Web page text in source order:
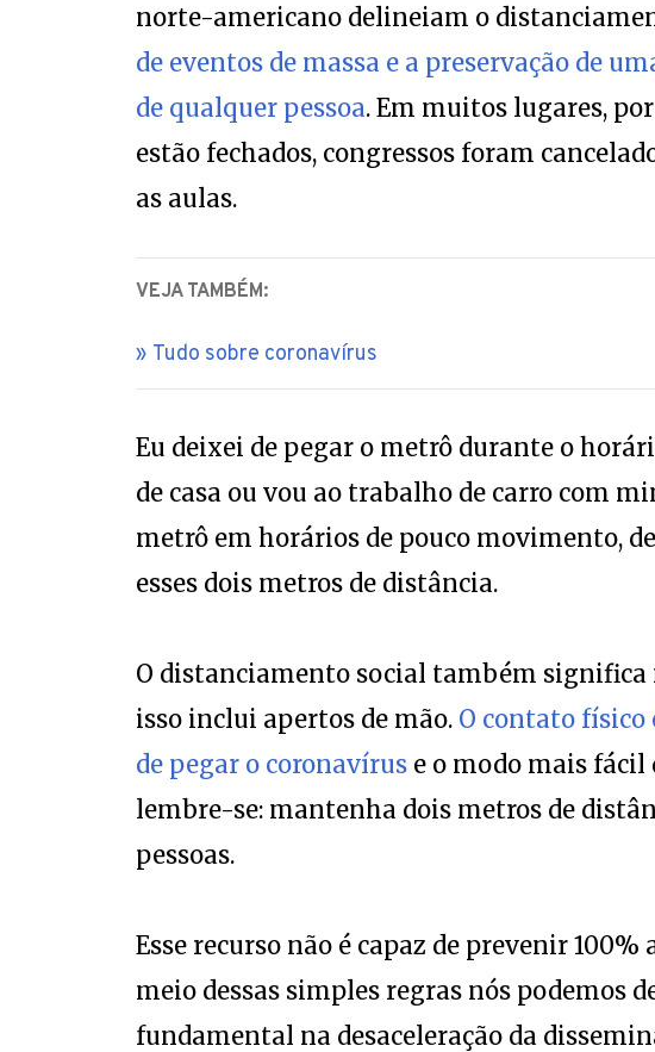
norte-americano delineiam o
de eventos de massa e a preservação de
de qualquer pessoa. Em muitos lugares,
estão fechados, congressos foram
as aulas.
VEJA TAMBÉM:
Tudo sobre coronavírus
Eu deixei de pegar o metrô durante o
de casa ou vou ao trabalho de carro com
metrô em horários de pouco movimento,
esses dois metros de distância.
O distanciamento social também significa
isso inclui apertos de mão. O contato físico
de pegar o coronavíruse o modo mais fácil
lembre-se: mantenha dois metros de
pessoas.
Esse recurso não é capaz de prevenir
meio dessas simples regras nós podemos
fundamental na desaceleração da